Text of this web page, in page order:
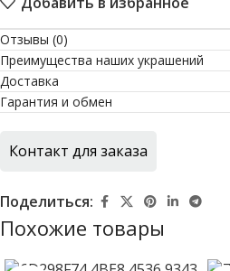
Отзывы (0)
Преимущества наших украшений
Доставка
Гарантия и обмен
Контакт для заказа
Поделиться:
Похожие товары